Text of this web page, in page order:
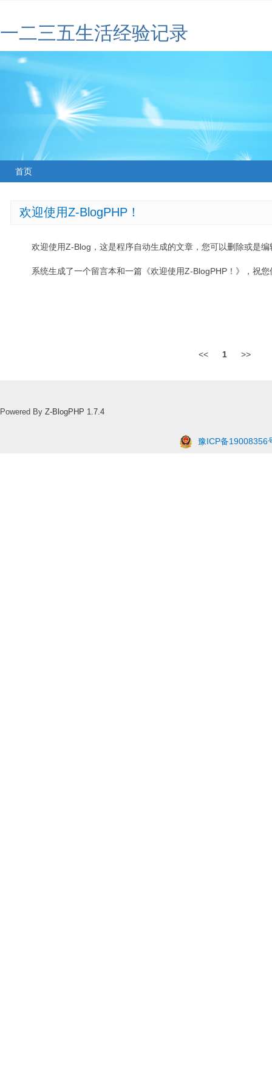
一二三五生活经验记录
首页
欢迎使用Z-BlogPHP！
欢迎使用Z-Blog，这是程序自动生成的文章，您可以删除或是编
系统生成了一个留言本和一篇《欢迎使用Z-BlogPHP！》，祝
<< 1 >>
Powered By Z-BlogPHP 1.7.4
豫ICP备19008356